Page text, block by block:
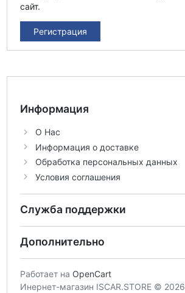
сайт.
Регистрация
Информация
О Нас
Информация о доставке
Обработка персональных данных
Условия соглашения
Служба поддержки
Дополнительно
Работает на OpenCart
Инернет-магазин ISCAR.STORE © 2026